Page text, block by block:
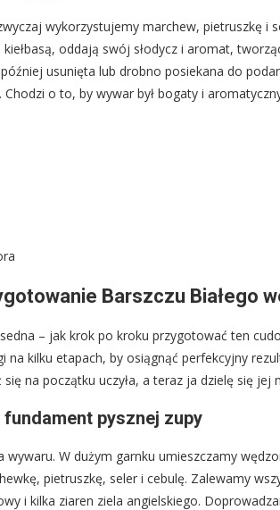
wykorzystujemy marchew, pietruszkę i
oddają swój słodycz i aromat,
usunięta lub drobno posiekana do
o to, by wywar był bogaty i
Barszczu Białego
– jak krok po kroku przygotować ten
na kilku etapach, by osiągnąć perfekcyjny
na początku uczyła, a teraz ja dzielę się jej
pysznej zupy
W dużym garnku umieszczamy
pietruszkę, seler i cebulę. Zalewamy
i kilka ziaren ziela angielskiego.